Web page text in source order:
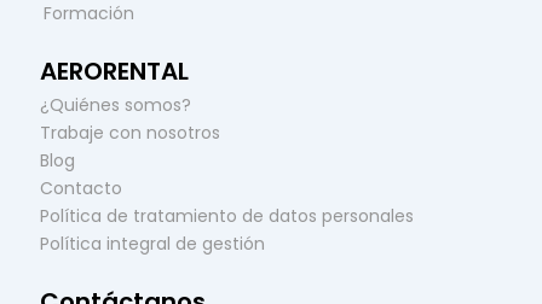
Formación
AERORENTAL
¿Quiénes somos?
Trabaje con nosotros
Blog
Contacto
Política de tratamiento de datos personales
Política integral de gestión